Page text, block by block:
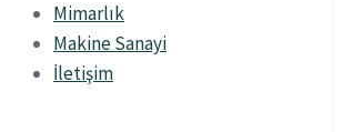
Mimarlık
Makine Sanayi
İletişim